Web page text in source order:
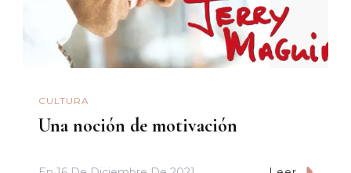
CULTURA
Una noción de motivación